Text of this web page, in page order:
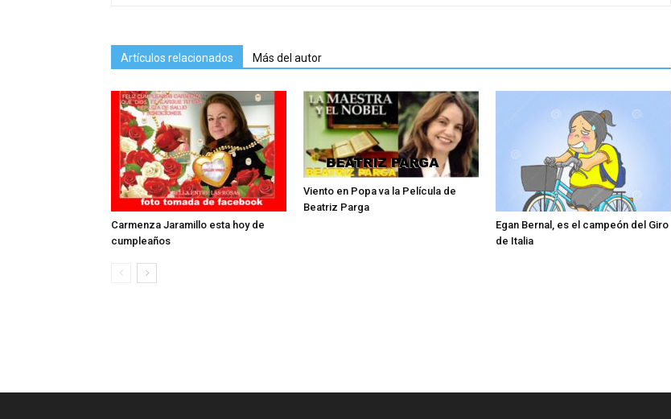
Artículos relacionados Más del autor
Carmenza Jaramillo esta hoy de
cumpleaños
Viento en Popa va la Película de
Beatriz Parga
Egan Bernal, es el campeón del Giro
de Italia